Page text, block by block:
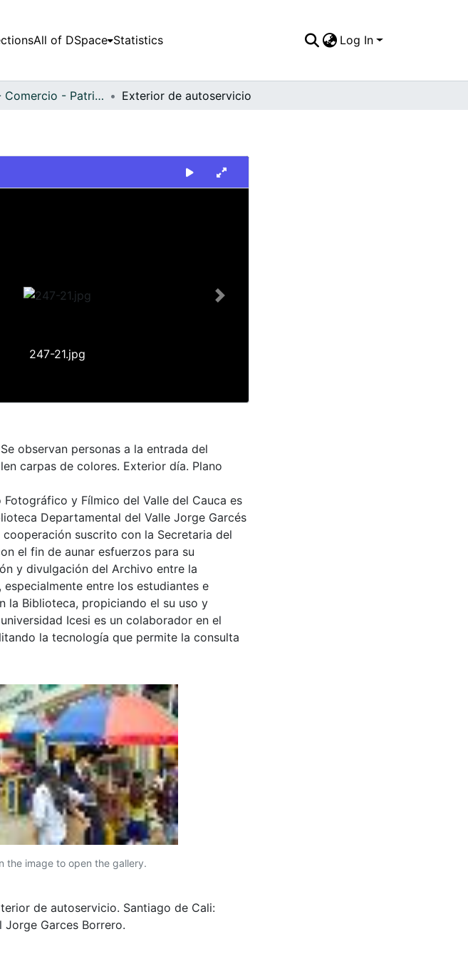
All of DSpace Statistics Log In
FCCV - Comercio - Patrimonial Exterior de autoservicio
247-21.jpg
Next
observan personas a la entrada del
carpas de colores. Exterior día. Plano
y Fílmico del Valle del Cauca es
Departamental del Valle Jorge Garcés
suscrito con la Secretaria del
el fin de aunar esfuerzos para su
y divulgación del Archivo entre la
especialmente entre los estudiantes e
la Biblioteca, propiciando el su uso y
Icesi es un colaborador en el
la tecnología que permite la consulta
the image to open the gallery.
de autoservicio. Santiago de Cali:
Garces Borrero.